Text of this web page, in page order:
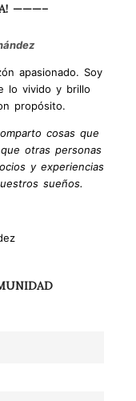
———–
apasionado. Soy
lo vivido y brillo
propósito.
cosas que
otras personas
y experiencias
sueños.